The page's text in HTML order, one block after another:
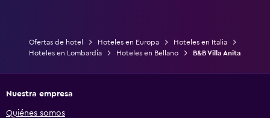
Ofertas de hotel Hoteles en Europa
Hoteles en Italia
Hoteles en Lombardía
Hoteles en Bellano B&B Villa Anita
Nuestra empresa
Quiénes somos